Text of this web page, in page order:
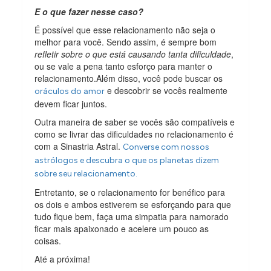
E o que fazer nesse caso?
É possível que esse relacionamento não seja o
melhor para você. Sendo assim, é sempre bom
refletir sobre o que está causando tanta dificuldade,
ou se vale a pena tanto esforço para manter o
relacionamento.Além disso, você pode buscar os
oráculos do amor e descobrir se vocês realmente
devem ficar juntos.
Outra maneira de saber se vocês são compatíveis e
como se livrar das dificuldades no relacionamento é
com a Sinastria Astral. Converse com nossos
astrólogos e descubra o que os planetas dizem
sobre seu relacionamento.
Entretanto, se o relacionamento for benéfico para
os dois e ambos estiverem se esforçando para que
tudo fique bem, faça uma simpatia para namorado
ficar mais apaixonado e acelere um pouco as
coisas.
Até a próxima!